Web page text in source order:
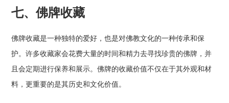
七、佛牌收藏
佛牌收藏是一种独特的爱好，也是对佛教文化的一种传承和保
护。许多收藏家会花费大量的时间和精力去寻找珍贵的佛牌，并
且会定期进行保养和展示。佛牌的收藏价值不仅在于其外观和材
料，更重要的是其历史和文化价值。